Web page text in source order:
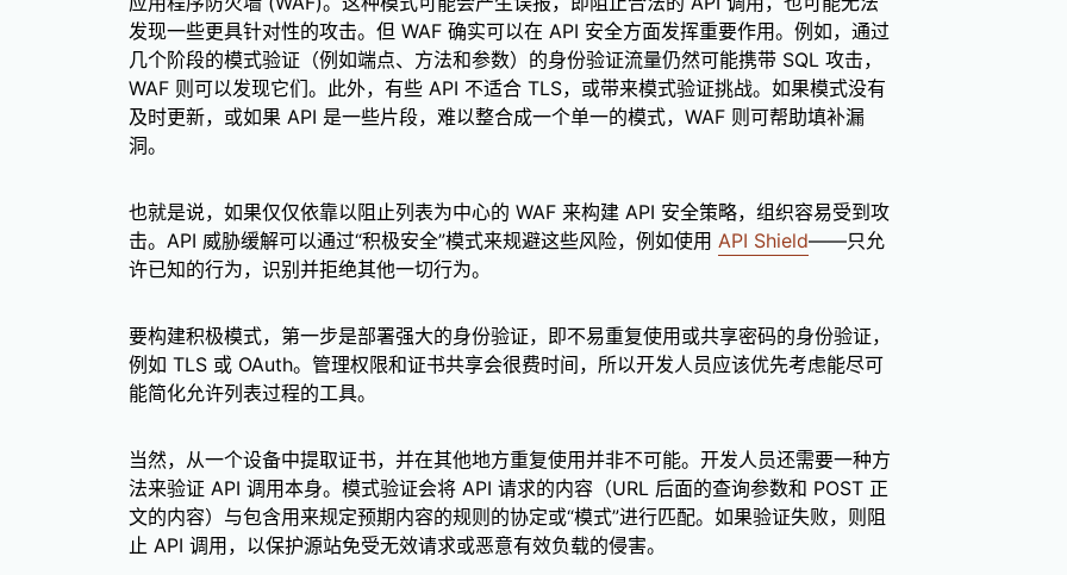
发现一些更具针对性的攻击。但 WAF 确实可以在 API 安全方面发挥重要作用。例如，通过
几个阶段的模式验证（例如端点、方法和参数）的身份验证流量仍然可能携带 SQL 攻击，
WAF 则可以发现它们。此外，有些 API 不适合 TLS，或带来模式验证挑战。如果模式没有
及时更新，或如果 API 是一些片段，难以整合成一个单一的模式，WAF 则可帮助填补漏
洞。
也就是说，如果仅仅依靠以阻止列表为中心的 WAF 来构建 API 安全策略，组织容易受到攻
击。API 威胁缓解可以通过“积极安全”模式来规避这些风险，例如使用 API Shield——只允
许已知的行为，识别并拒绝其他一切行为。
要构建积极模式，第一步是部署强大的身份验证，即不易重复使用或共享密码的身份验证，
例如 TLS 或 OAuth。管理权限和证书共享会很费时间，所以开发人员应该优先考虑能尽可
能简化允许列表过程的工具。
当然，从一个设备中提取证书，并在其他地方重复使用并非不可能。开发人员还需要一种方
法来验证 API 调用本身。模式验证会将 API 请求的内容（URL 后面的查询参数和 POST 正
文的内容）与包含用来规定预期内容的规则的协定或“模式”进行匹配。如果验证失败，则阻
止 API 调用，以保护源站免受无效请求或恶意有效负载的侵害。